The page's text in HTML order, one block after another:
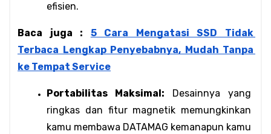
efisien.
Baca juga : 5 Cara Mengatasi SSD Tidak
Terbaca Lengkap Penyebabnya, Mudah Tanpa
ke Tempat Service
Portabilitas Maksimal: Desainnya yang
ringkas dan fitur magnetik memungkinkan
kamu membawa DATAMAG kemanapun kamu